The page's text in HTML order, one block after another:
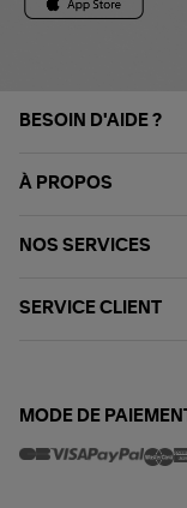
BESOIN D'AIDE ?
À PROPOS
NOS SERVICES
SERVICE CLIENT
MODE DE PAIEMENT